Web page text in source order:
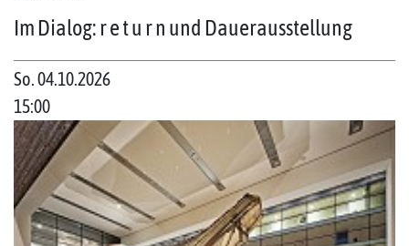
Im Dialog: r e t u r n und Dauerausstellung
So. 04.10.2026
15:00